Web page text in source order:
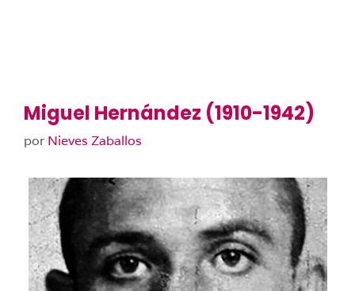
Miguel Hernández (1910-1942)
por Nieves Zaballos